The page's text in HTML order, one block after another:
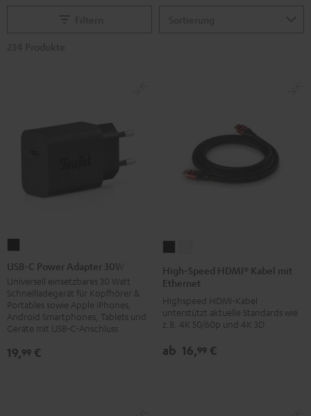
C
Power
Adapter
30W
Schwarz
USB-C Power Adapter 30W
Universell einsetzbares 30 Watt
Schnellladegerät für Kopfhörer &
Portables sowie Apple iPhones,
Android Smartphones, Tablets und
Geräte mit USB-C-Anschluss
19,99 €
Speed
HDMI®
Kabel
mit
Ethernet
Schwarz
Speed
HDMI®
Kabel
mit
Ethernet
Weiß
High-Speed HDMI® Kabel mit
Ethernet
Highspeed HDMI-Kabel
unterstützt aktuelle Standards wie
z.B. 4K 50/60p und 4K 3D
ab 16,99 €